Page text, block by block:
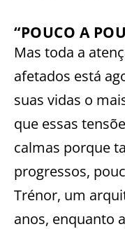
“POUCO A
Mas toda a
afetados está
suas vidas o
que essas
calmas porque
progressos,
Trénor, um
anos, enquanto